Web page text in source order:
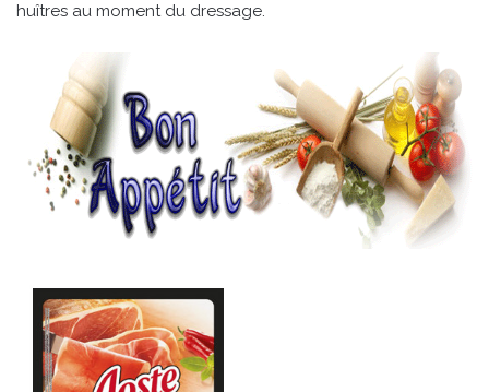
huîtres au moment du dressage.